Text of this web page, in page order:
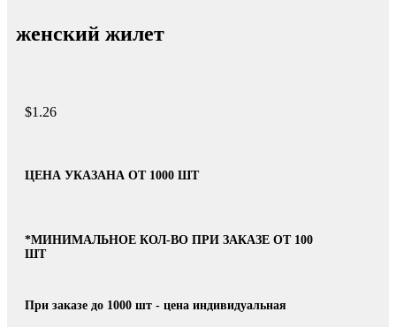
женский жилет
$1.26
ЦЕНА УКАЗАНА ОТ 1000 ШТ
*МИНИМАЛЬНОЕ КОЛ-ВО ПРИ ЗАКАЗЕ ОТ 100
ШТ
При заказе до 1000 шт - цена индивидуальная